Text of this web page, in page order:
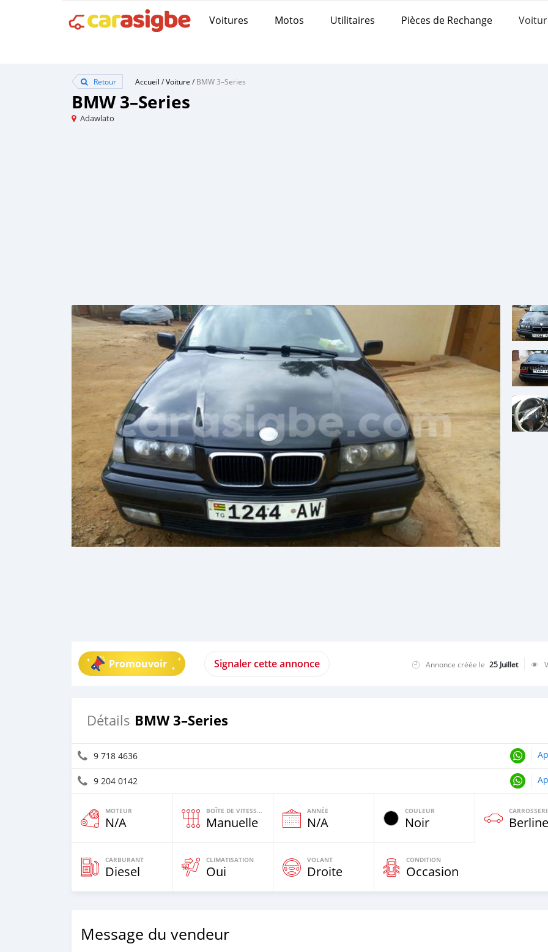
Voitures Motos Utilitaires Pièces de Rechange
Retour Accueil /Voiture /BMW 3–Series
BMW 3–Series
Adawlato
Promouvoir Signaler cette annonce Annonce créée le 25 Juillet
Détails BMW 3–Series
9 718 4636
9 204 0142
MOTEUR
N/A
BOÎTE DE VITESSES
Manuelle
ANNÉE
N/A
COULEUR
Noir Berline
CARBURANT
Diesel
CLIMATISATION
Oui
VOLANT
Droite
CONDITION
Occasion
Message du vendeur